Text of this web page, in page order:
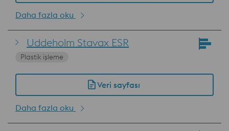
Daha fazla oku
Uddeholm Stavax ESR
Plastik işleme
Veri sayfası
Daha fazla oku